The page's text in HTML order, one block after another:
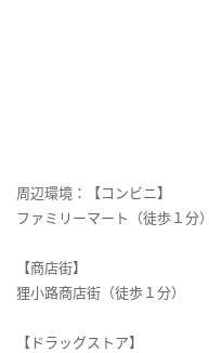
周辺環境：【コンビニ】
ファミリーマート（徒歩１分
【商店街】
狸小路商店街（徒歩１分）
【ドラッグストア】